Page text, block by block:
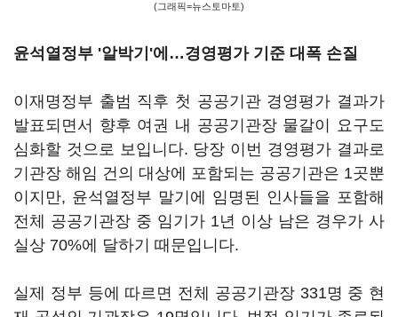
(그래픽=뉴스토마토)
윤석열정부 '알박기'에…경영평가 기준 대폭 손질
이재명정부 출범 직후 첫 공공기관 경영평가 결과가
발표되면서 향후 여권 내 공공기관장 물갈이 요구도
심화할 것으로 보입니다. 당장 이번 경영평가 결과로
기관장 해임 건의 대상에 포함되는 공공기관은 1곳뿐
이지만, 윤석열정부 말기에 임명된 인사들을 포함해
전체 공공기관장 중 임기가 1년 이상 남은 경우가 사
실상 70%에 달하기 때문입니다.
실제 정부 등에 따르면 전체 공공기관장 331명 중 현